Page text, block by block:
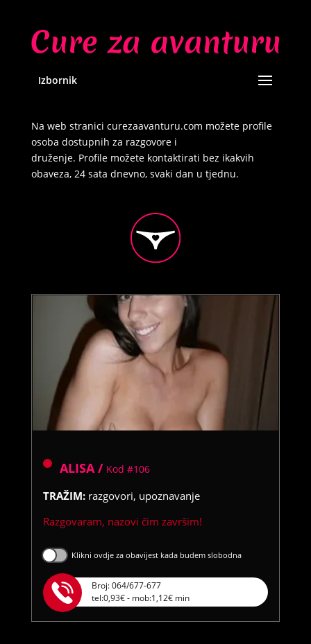
Izbornik
Na web stranici curezaavanturu.com možete profile
osoba dostupnih za razgovore i
druženje. Profile možete kontaktirati bez ikakvih
obaveza, 24 sata dnevno, svaki dan u tjednu.
ALISA / Kod #106
TRAŽIM: razgovori, upoznavanje
Razgovaram, nazovi čim završim!
Klikni ovdje za obavijest kada budem slobodna
Broj: 064/677-677
tel:0,93€ - mob:1,12€ min